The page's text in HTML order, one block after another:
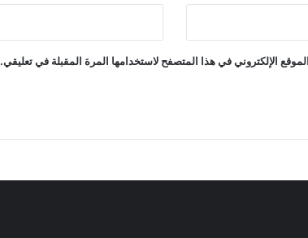
الإلكتروني في هذا المتصفح لاستخدامها المرة المقبلة في تعليقي.